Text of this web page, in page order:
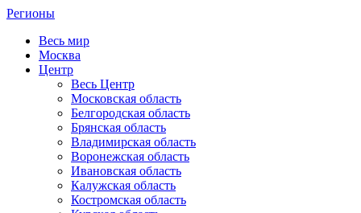
Регионы
Весь мир
Москва
Центр
Весь Центр
Московская область
Белгородская область
Брянская область
Владимирская область
Воронежская область
Ивановская область
Калужская область
Костромская область